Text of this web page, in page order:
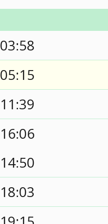
03:58
05:15
11:39
16:06
14:50
18:03